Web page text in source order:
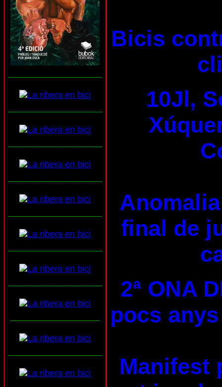
Bicis
10Jl,
final de
2ª ONA
pocs
Manifest